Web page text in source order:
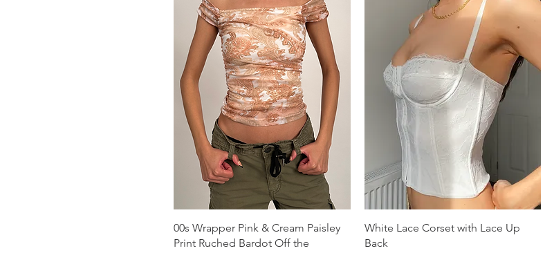
Vista rápida
00s Wrapper Pink & Cream Paisley
Print Ruched Bardot Off the
Vista rápida
White Lace Corset with Lace Up
Back